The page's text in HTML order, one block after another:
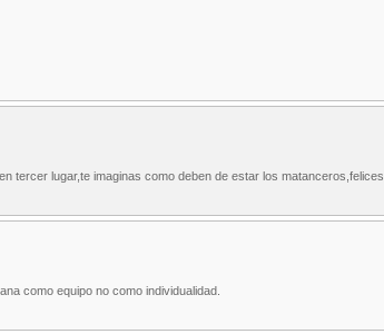
tercer lugar,te imaginas como deben de estar los matanceros,felices.
como equipo no como individualidad.